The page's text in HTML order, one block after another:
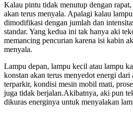
Kalau pintu tidak menutup dengan
akan terus menyala. Apalagi kalau
dimodifikasi dengan jumlah dan
standar. Yang kedua ini tak hanya aki
memancing pencurian karena isi kabin
menyala.
Lampu depan, lampu kecil atau lampu
konstan akan terus menyedot energi dari
terparkir, kondisi mesin mobil mati,
juga tidak berjalan.Akibatnya, aki pun
dikuras energinya untuk menyalakan